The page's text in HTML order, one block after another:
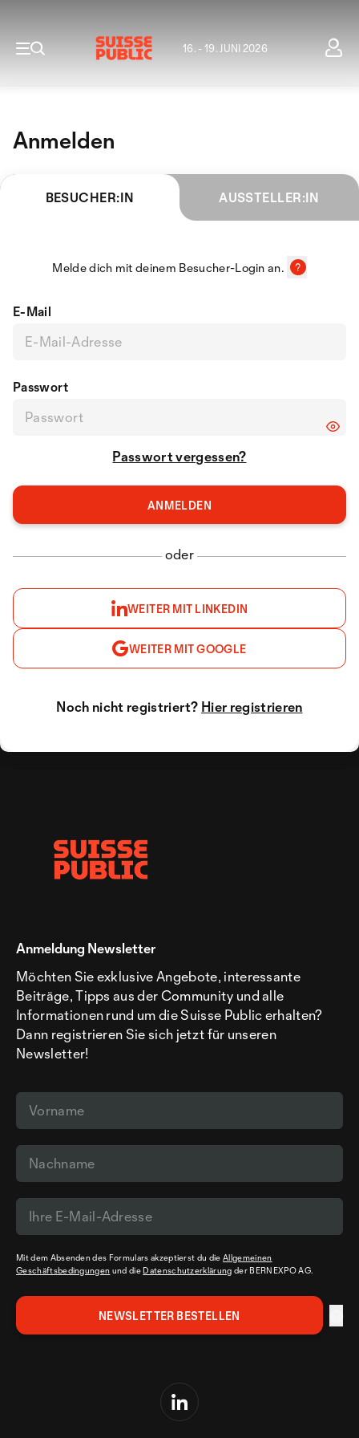
16. - 19. JUNI 2026
Anmelden
BESUCHER:IN AUSSTELLER:IN
Melde dich mit deinem Besucher-Login an.
E-Mail
Passwort
Passwort vergessen?
oder
WEITER MIT LINKEDIN
WEITER MIT GOOGLE
Noch nicht registriert? Hier registrieren
Anmeldung Newsletter
Möchten Sie exklusive Angebote, interessante
Beiträge, Tipps aus der Community und alle
Informationen rund um die Suisse Public erhalten?
Dann registrieren Sie sich jetzt für unseren
Newsletter!
Mit dem Absenden des Formulars akzeptierst du dieAllgemeinen
Geschäftsbedingungen und die Datenschutzerklärung der BERNEXPO AG.